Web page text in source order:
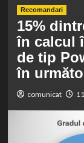
Recomandari
15%
în calcul
de tip
în
comunicat